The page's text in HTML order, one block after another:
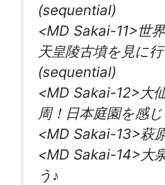
(sequential)
<MD Sakai-11>世
天皇陵古墳を見に
(sequential)
<MD Sakai-12>大
周！日本庭園を感
<MD Sakai-13>萩
<MD Sakai-14>大
う♪